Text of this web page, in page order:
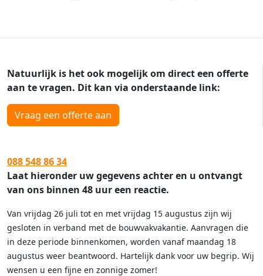
Natuurlijk is het ook mogelijk om direct een offerte
aan te vragen. Dit kan via onderstaande link:
Vraag een offerte aan
088 548 86 34
Laat hieronder uw gegevens achter en u ontvangt
van ons binnen 48 uur een reactie.
Van vrijdag 26 juli tot en met vrijdag 15 augustus zijn wij
gesloten in verband met de bouwvakvakantie. Aanvragen die
in deze periode binnenkomen, worden vanaf maandag 18
augustus weer beantwoord. Hartelijk dank voor uw begrip. Wij
wensen u een fijne en zonnige zomer!